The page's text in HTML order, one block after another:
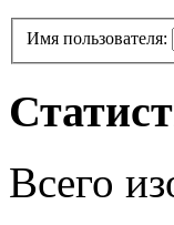
Имя пользователя:
Всего